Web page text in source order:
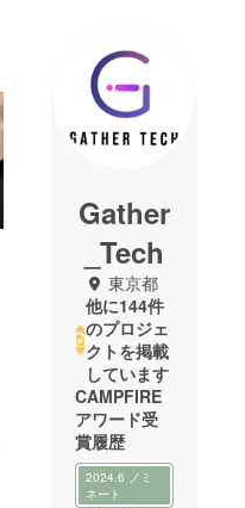
Gather
_Tech
東京都
他に144件
のプロジェ
クトを掲載
しています
CAMPFIRE
アワード受
賞履歴
2024.6 ノミ
ネート